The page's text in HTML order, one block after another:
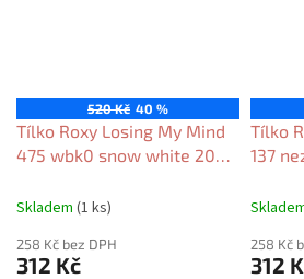
520 Kč 40 %
Tílko Roxy Losing My Mind
475 wbk0 snow white 2023
Skladem (1 ks)
258 Kč bez DPH
312 Kč
Tílko
137
258 Kč
312